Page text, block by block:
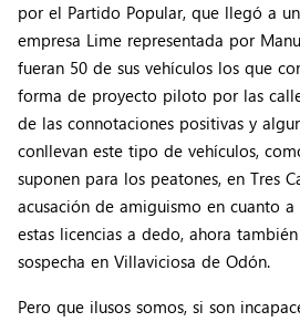
por el Partido Popular, que llegó a
empresa Lime representada por
fueran 50 de sus vehículos los que
forma de proyecto piloto por las
de las connotaciones positivas y
conllevan este tipo de vehículos,
suponen para los peatones, en Tres
acusación de amiguismo en cuanto
estas licencias a dedo, ahora
sospecha en Villaviciosa de Odón.
Pero que ilusos somos, si son